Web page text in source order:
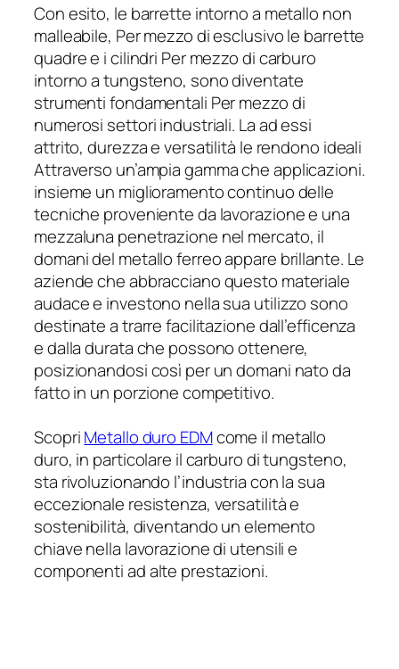
Con esito, le barrette intorno a metallo non
malleabile, Per mezzo di esclusivo le barrette
quadre e i cilindri Per mezzo di carburo
intorno a tungsteno, sono diventate
strumenti fondamentali Per mezzo di
numerosi settori industriali. La ad essi
attrito, durezza e versatilità le rendono ideali
Attraverso un’ampia gamma che applicazioni.
insieme un miglioramento continuo delle
tecniche proveniente da lavorazione e una
mezzaluna penetrazione nel mercato, il
domani del metallo ferreo appare brillante. Le
aziende che abbracciano questo materiale
audace e investono nella sua utilizzo sono
destinate a trarre facilitazione dall’efficenza
e dalla durata che possono ottenere,
posizionandosi così per un domani nato da
fatto in un porzione competitivo.
ScopriMetallo duro EDMcome il metallo
duro, in particolare il carburo di tungsteno,
sta rivoluzionando l’industria con la sua
eccezionale resistenza, versatilità e
sostenibilità, diventando un elemento
chiave nella lavorazione di utensili e
componenti ad alte prestazioni.